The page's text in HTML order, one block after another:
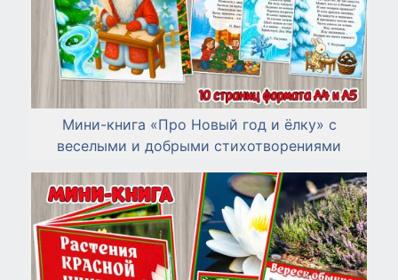
Мини-книга «Про Новый год и ёлку» с
веселыми и добрыми стихотворениями